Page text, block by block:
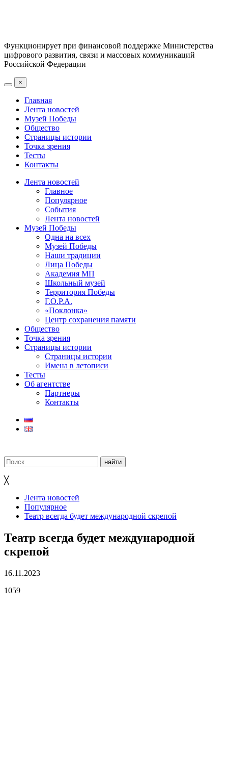
Функционирует при финансовой поддержке Министерства
цифрового развития, связи и массовых коммуникаций
Российской Федерации
×
Главная
Лента новостей
Музей Победы
Общество
Страницы истории
Точка зрения
Тесты
Контакты
Лента новостей
Главное
Популярное
События
Лента новостей
Музей Победы
Одна на всех
Музей Победы
Наши традиции
Лица Победы
Академия МП
Школьный музей
Территория Победы
Г.О.Р.А.
«Поклонка»
Центр сохранения памяти
Общество
Точка зрения
Страницы истории
Страницы истории
Имена в летописи
Тесты
Об агентстве
Партнеры
Контакты
╳
Лента новостей
Популярное
Театр всегда будет международной скрепой
Театр всегда будет международной
скрепой
16.11.2023
1059